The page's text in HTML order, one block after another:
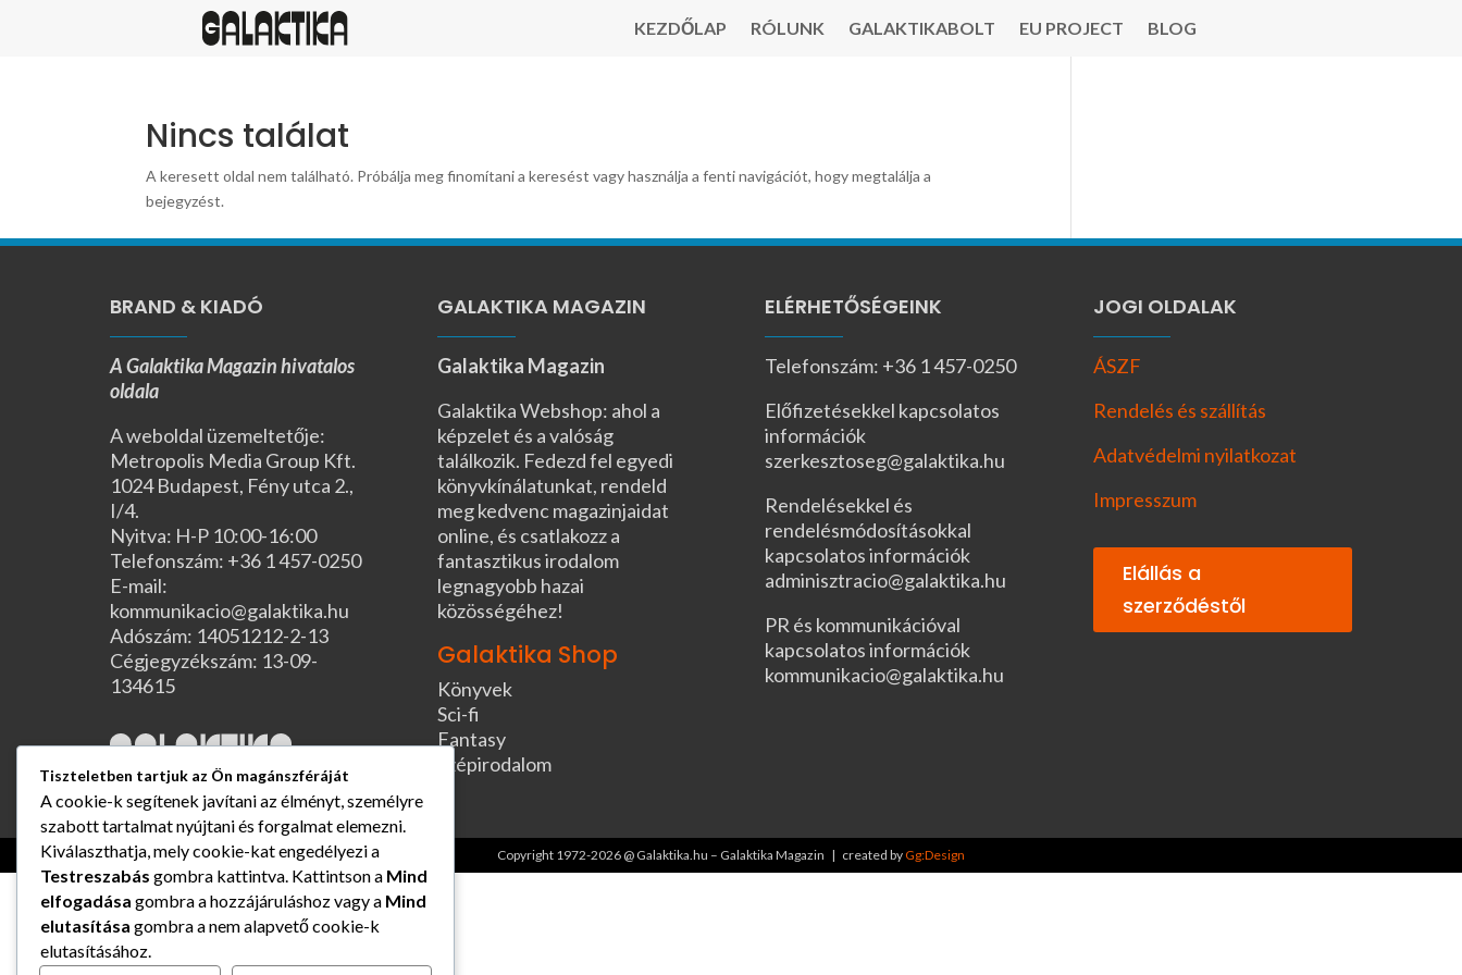
KEZDŐLAP RÓLUNK GALAKTIKABOLT EU PROJECT BLOG
Nincs találat
A keresett oldal nem található. Próbálja meg finomítani a keresést vagy használja a fenti navigációt, hogy megtalálja a
bejegyzést.
BRAND & KIADÓ
A Galaktika Magazin hivatalos
oldala
A weboldal üzemeltetője:
Metropolis Media Group Kft.
1024 Budapest, Fény utca 2.,
I/4.
Nyitva: H-P 10:00-16:00
Telefonszám: +36 1 457-0250
E-mail:
kommunikacio@galaktika.hu
Adószám: 14051212-2-13
Cégjegyzékszám: 13-09-
134615
GALAKTIKA MAGAZIN
Galaktika Magazin
Galaktika Webshop: ahol a
képzelet és a valóság
találkozik. Fedezd fel egyedi
könyvkínálatunkat, rendeld
meg kedvenc magazinjaidat
online, és csatlakozz a
fantasztikus irodalom
legnagyobb hazai
közösségéhez!
Galaktika Shop
Könyvek
Sci-fi
Fantasy
Szépirodalom
ELÉRHETŐSÉGEINK
Telefonszám: +36 1 457-0250
Előfizetésekkel kapcsolatos
információk
szerkesztoseg@galaktika.hu
Rendelésekkel és
rendelésmódosításokkal
kapcsolatos információk
adminisztracio@galaktika.hu
PR és kommunikációval
kapcsolatos információk
kommunikacio@galaktika.hu
JOGI OLDALAK
ÁSZF
Rendelés és szállítás
Adatvédelmi nyilatkozat
Impresszum
Elállás a
szerződéstől
Copyright 1972-2026 @ Galaktika.hu – Galaktika Magazin | created byGg:Design
Tiszteletben tartjuk az Ön magánszféráját
A cookie-k segítenek javítani az élményt, személyre
szabott tartalmat nyújtani és forgalmat elemezni.
Kiválaszthatja, mely cookie-kat engedélyezi a
Testreszabás gombra kattintva. Kattintson a Mind
elfogadása gombra a hozzájáruláshoz vagy a Mind
elutasítása gombra a nem alapvető cookie-k
elutasításához.